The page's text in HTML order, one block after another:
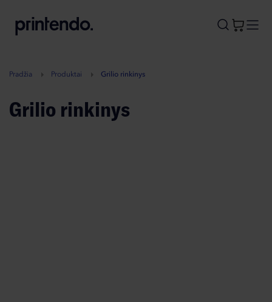
A
Pradžia Produktai Grilio rinkinys
Grilio rinkinys